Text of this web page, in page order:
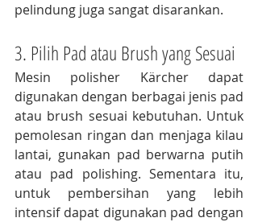
pelindung juga sangat disarankan.
3. Pilih Pad atau Brush yang Sesuai
Mesin polisher Kärcher dapat
digunakan dengan berbagai jenis pad
atau brush sesuai kebutuhan. Untuk
pemolesan ringan dan menjaga kilau
lantai, gunakan pad berwarna putih
atau pad polishing. Sementara itu,
untuk pembersihan yang lebih
intensif dapat digunakan pad dengan